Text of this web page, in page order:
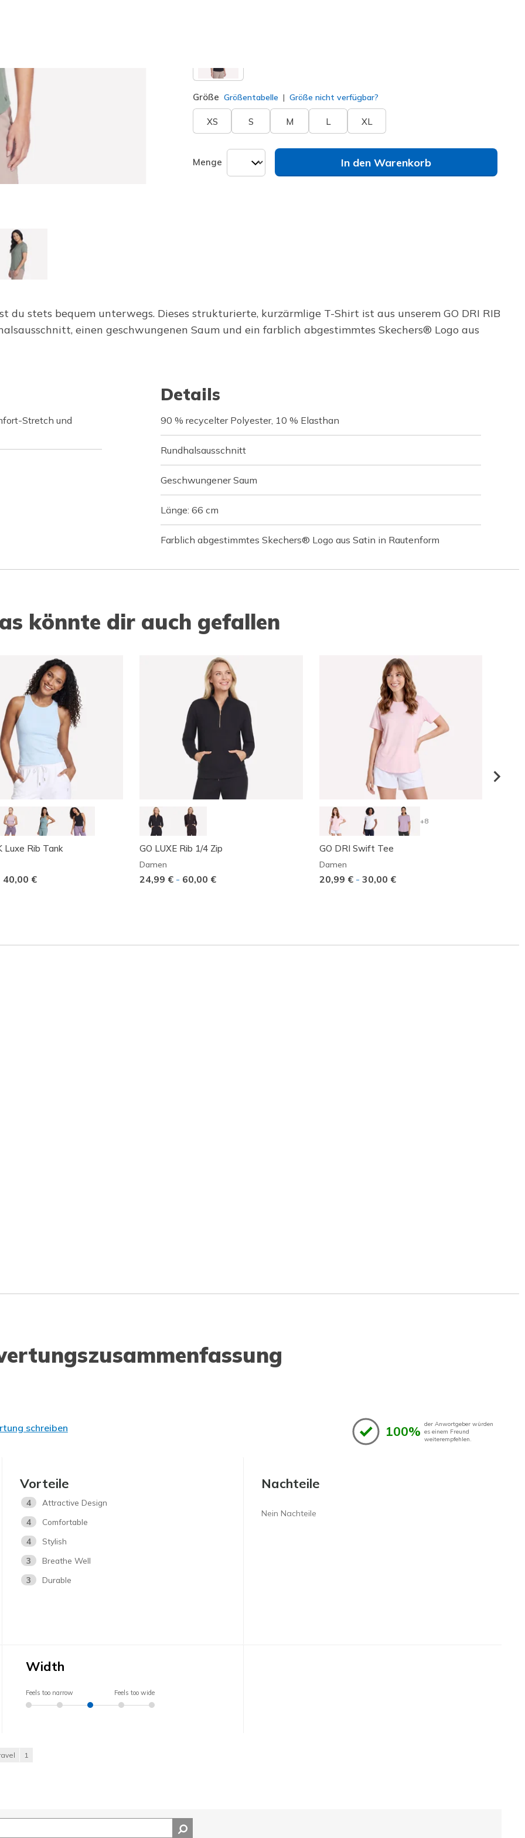
Größe Größentabelle Größe nicht verfügbar?
XS S M L XL
Menge In den Warenkorb
du stets bequem unterwegs. Dieses strukturierte, kurzärmlige T-Shirt ist aus unserem GO DRI RIB
einen geschwungenen Saum und ein farblich abgestimmtes Skechers® Logo aus
Stretch und
Details
90 % recycelter Polyester, 10 % Elasthan
Rundhalsausschnitt
Geschwungener Saum
Länge: 66 cm
Farblich abgestimmtes Skechers® Logo aus Satin in Rautenform
könnte dir auch gefallen
Luxe Rib Tank
40,00 €
GO LUXE Rib 1/4 Zip
Damen
24,99 € - 60,00 €
+8
GO DRI Swift Tee
Damen
20,99 € - 30,00 €
schreiben 100% der Anwortgeber würden
es einem Freund
weiterempfehlen.
Vorteile
4
Attractive Design
4
Comfortable
4
Stylish
3
Breathe Well
3
Durable
Nachteile
Nein Nachteile
Width
Feels too narrow Feels too wide
1